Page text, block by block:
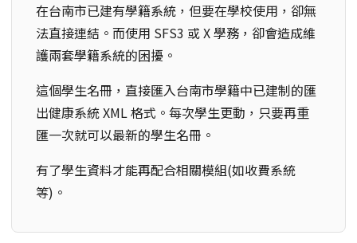
在台南市已建有學籍系統，但要在學校使用，卻無
法直接連結。而使用 SFS3 或 X 學務，卻會造成維
護兩套學籍系統的困擾。
這個學生名冊，直接匯入台南市學籍中已建制的匯
出健康系統 XML 格式。每次學生更動，只要再重
匯一次就可以最新的學生名冊。
有了學生資料才能再配合相關模組(如收費系統
等)。